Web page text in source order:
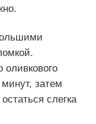
оливкового
затем
слегка